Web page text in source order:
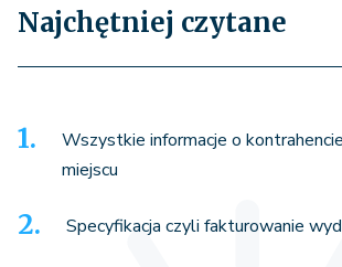
Najchętniej czytane
Wszystkie informacje o
miejscu
Specyfikacja czyli fakturowanie